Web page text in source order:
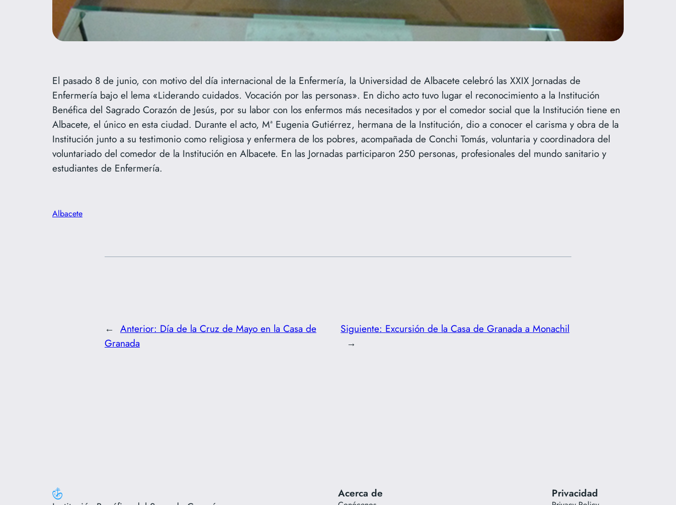
El pasado 8 de junio, con motivo del día internacional de la Enfermería, la Universidad de Albacete celebró las XXIX Jornadas de
Enfermería bajo el lema «Liderando cuidados. Vocación por las personas». En dicho acto tuvo lugar el reconocimiento a la Institución
Benéfica del Sagrado Corazón de Jesús, por su labor con los enfermos más necesitados y por el comedor social que la Institución tiene en
Albacete, el único en esta ciudad. Durante el acto, Mª Eugenia Gutiérrez, hermana de la Institución, dio a conocer el carisma y obra de la
Institución junto a su testimonio como religiosa y enfermera de los pobres, acompañada de Conchi Tomás, voluntaria y coordinadora del
voluntariado del comedor de la Institución en Albacete. En las Jornadas participaron 250 personas, profesionales del mundo sanitario y
estudiantes de Enfermería.
Albacete
← Anterior: Día de la Cruz de Mayo en la Casa de
Granada
Siguiente: Excursión de la Casa de Granada a Monachil
→
Acerca de Privacidad